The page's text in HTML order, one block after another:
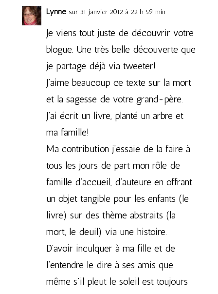
Lynne sur 31 janvier 2012 à 22 h 59 min
Je viens tout juste de découvrir votre
blogue. Une très belle découverte que
je partage déjà via tweeter!
J’aime beaucoup ce texte sur la mort
et la sagesse de votre grand-père.
J’ai écrit un livre, planté un arbre et
ma famille!
Ma contribution j’essaie de la faire à
tous les jours de part mon rôle de
famille d’accueil, d’auteure en offrant
un objet tangible pour les enfants (le
livre) sur des thème abstraits (la
mort, le deuil) via une histoire.
D’avoir inculquer à ma fille et de
l’entendre le dire à ses amis que
même s’il pleut le soleil est toujours